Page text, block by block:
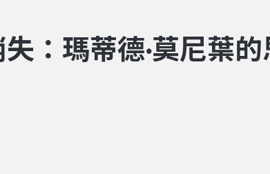
：瑪蒂德·莫尼葉的